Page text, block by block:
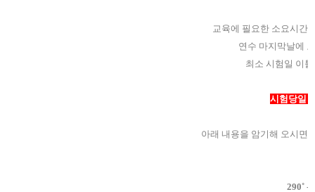
교육에 필요한 소요시간
연수 마지막날에
최소 시험일 이
시험당일
아래 내용을 암기해 오시면
290˚ -